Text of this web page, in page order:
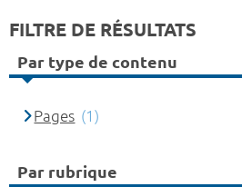
FILTRE DE RÉSULTATS
Par type de contenu
Pages (1)
Par rubrique